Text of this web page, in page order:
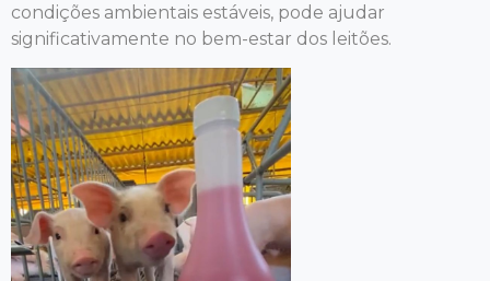
condições ambientais estáveis, pode ajudar
significativamente no bem-estar dos leitões.